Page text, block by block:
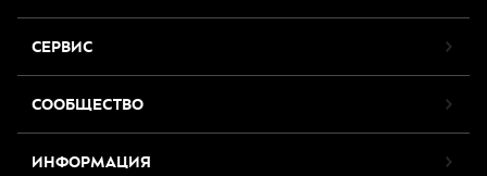
СЕРВИС
СООБЩЕСТВО
ИНФОРМАЦИЯ